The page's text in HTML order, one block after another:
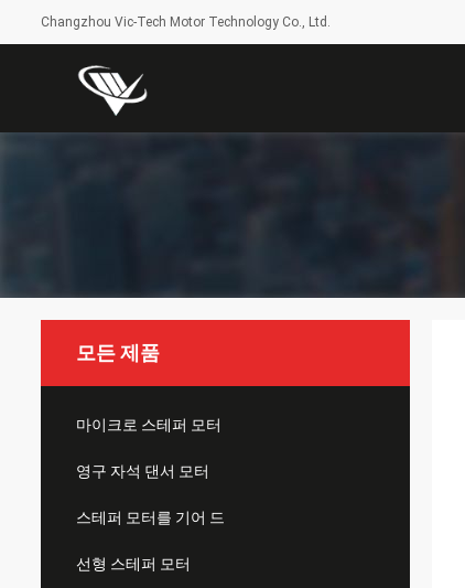
Changzhou Vic-Tech Motor Technology Co., Ltd.
모든 제품
마이크로 스테퍼 모터
영구 자석 댄서 모터
스테퍼 모터를 기어 드
선형 스테퍼 모터